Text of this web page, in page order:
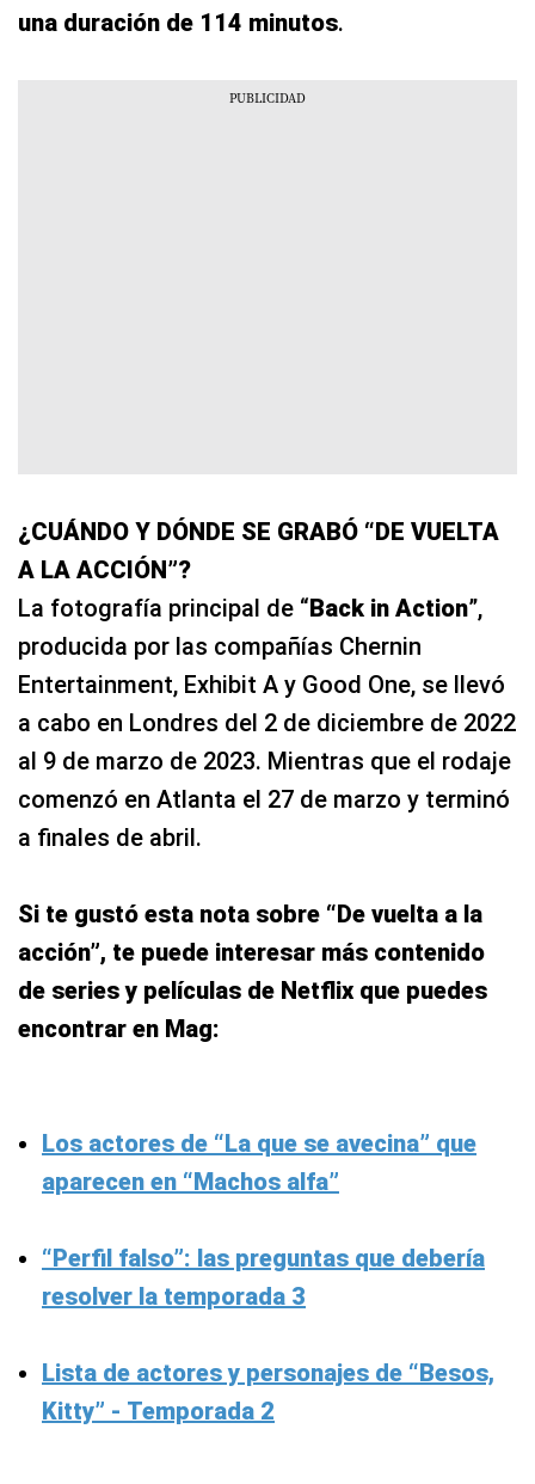
una duración de 114 minutos.
¿CUÁNDO Y DÓNDE SE GRABÓ “DE VUELTA
A LA ACCIÓN”?
La fotografía principal de “Back in Action”,
producida por las compañías Chernin
Entertainment, Exhibit A y Good One, se llevó
a cabo en Londres del 2 de diciembre de 2022
al 9 de marzo de 2023. Mientras que el rodaje
comenzó en Atlanta el 27 de marzo y terminó
a finales de abril.
Si te gustó esta nota sobre “De vuelta a la
acción”, te puede interesar más contenido
de series y películas de Netflix que puedes
encontrar en Mag:
Los actores de “La que se avecina” que
aparecen en “Machos alfa”
“Perfil falso”: las preguntas que debería
resolver la temporada 3
Lista de actores y personajes de “Besos,
Kitty” - Temporada 2